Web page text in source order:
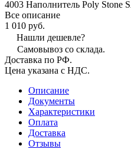
4003 Наполнитель Poly Stone
Все описание
1 010 руб.
Нашли дешевле?
Самовывоз со склада.
Доставка по РФ.
Цена указана с НДС.
Описание
Документы
Характеристики
Оплата
Доставка
Отзывы